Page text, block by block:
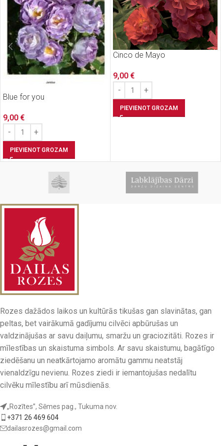
Blue for you
9,00 €
PIEVIENOT GROZAM
Cinco de Mayo
9,00 €
PIEVIENOT GROZAM
Rozes dažādos laikos un kultūrās tikušas gan slavinātas, gan
peltas, bet vairākumā gadījumu cilvēci apbūrušas un
valdzinājušas ar savu daiļumu, smaržu un graciozitāti. Rozes ir
mīlestības un skaistuma simbols. Ar savu skaistumu, bagātīgo
ziedēšanu un neatkārtojamo aromātu gammu neatstāj
vienaldzīgu nevienu. Rozes ziedi ir iemantojušas nedalītu
cilvēku mīlestību arī mūsdienās.
„Rozītes”, Sēmes pag., Tukuma nov.
+371 26 469 604
dailasrozes@gmail.com